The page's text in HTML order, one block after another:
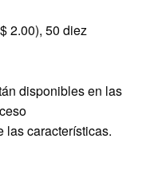
2.00), 50 diez
disponibles en las
las características.